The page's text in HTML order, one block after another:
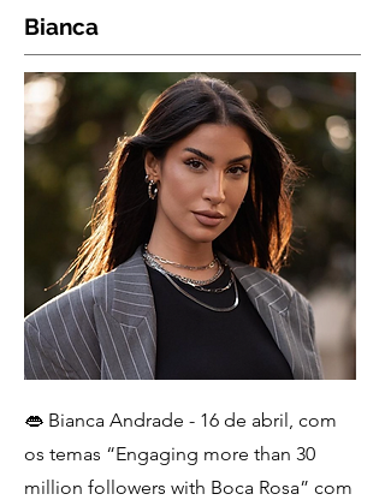
Bianca
👄 Bianca Andrade - 16 de abril, com
os temas “Engaging more than 30
million followers with Boca Rosa” com